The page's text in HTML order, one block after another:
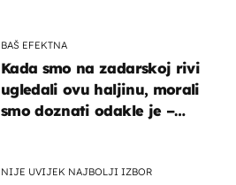
BAŠ EFEKTNA
Kada smo na zadarskoj rivi
ugledali ovu haljinu, morali
smo doznati odakle je –
NIJE UVIJEK NAJBOLJI IZBOR